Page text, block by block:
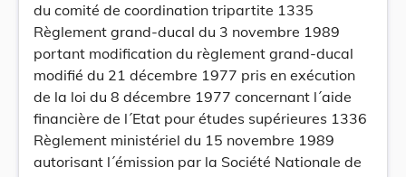
du comité de coordination tripartite 1335
Règlement grand-ducal du 3 novembre 1989
portant modification du règlement grand-ducal
modifié du 21 décembre 1977 pris en exécution
de la loi du 8 décembre 1977 concernant l´aide
financière de l´Etat pour études supérieures 1336
Règlement ministériel du 15 novembre 1989
autorisant l´émission par la Société Nationale de